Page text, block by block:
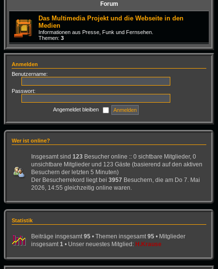
Forum
Das Multimedia Projekt und die Webseite in den
Medien
Informationen aus Presse, Funk und Fernsehen.
Themen: 3
Anmelden
Benutzername:
Passwort:
Angemeldet bleiben
Wer ist online?
Insgesamt sind 123 Besucher online :: 0 sichtbare Mitglieder, 0
unsichtbare Mitglieder und 123 Gäste (basierend auf den aktiven
Besuchern der letzten 5 Minuten)
Der Besucherrekord liegt bei 3957 Besuchern, die am Do 7. Mai
2026, 14:55 gleichzeitig online waren.
Statistik
Beiträge insgesamt 95 • Themen insgesamt 95 • Mitglieder
insgesamt 1 • Unser neuestes Mitglied: H.Krause